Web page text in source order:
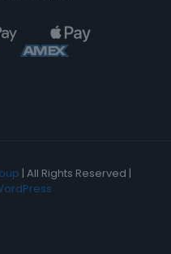
| All Rights Reserved |